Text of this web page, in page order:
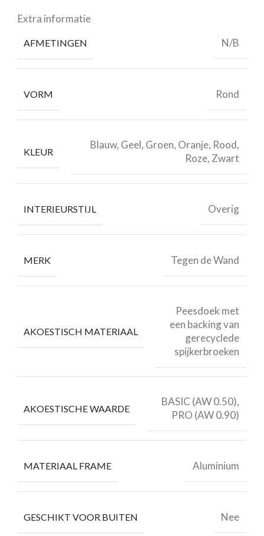
Extra informatie
AFMETINGEN N/B
VORM Rond
KLEUR
Blauw, Geel, Groen, Oranje, Rood,
Roze, Zwart
INTERIEURSTIJL Overig
MERK Tegen de Wand
AKOESTISCH MATERIAAL
Peesdoek met
een backing van
gerecyclede
spijkerbroeken
AKOESTISCHE WAARDE
BASIC (AW 0.50),
PRO (AW 0.90)
MATERIAAL FRAME Aluminium
GESCHIKT VOOR BUITEN Nee